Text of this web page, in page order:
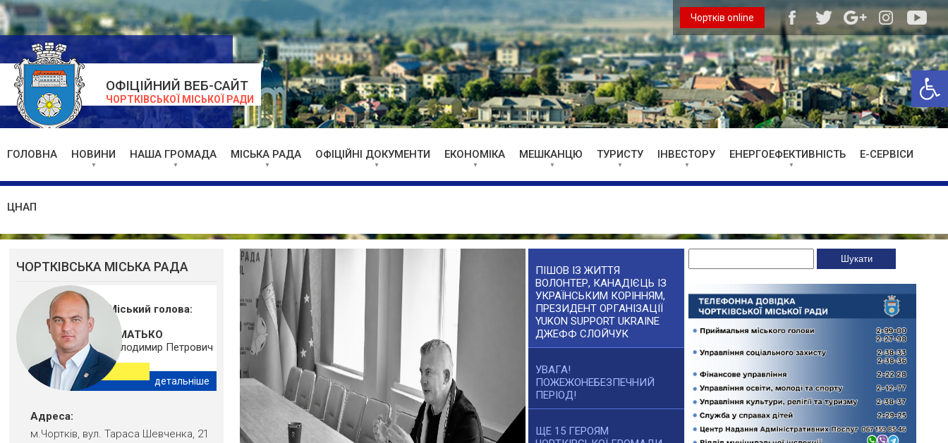
ОФІЦІЙНИЙ ВЕБ-САЙТ
ЧОРТКІВСЬКОЇ МІСЬКОЇ РАДИ
Чортків online
ГОЛОВНА НОВИНИ НАША ГРОМАДА МІСЬКА РАДА ОФІЦІЙНІ ДОКУМЕНТИ ЕКОНОМІКА МЕШКАНЦЮ ТУРИСТУ ІНВЕСТОРУ ЕНЕРГОЕФЕКТИВНІСТЬ Е-СЕРВІСИ
ЦНАП
ЧОРТКІВСЬКА МІСЬКА РАДА
Міський голова:
ШМАТЬКО
Володимир Петрович
детальніше
Адреса:
м.Чортків, вул. Тараса Шевченка, 21
ПІШОВ ІЗ ЖИТТЯ
ВОЛОНТЕР, КАНАДІЄЦЬ ІЗ
УКРАЇНСЬКИМ КОРІННЯМ,
ПРЕЗИДЕНТ ОРГАНІЗАЦІЇ
YUKON SUPPORT UKRAINE
ДЖЕФФ СЛОЙЧУК
УВАГА!
ПОЖЕЖОНЕБЕЗПЕЧНИЙ
ПЕРІОД!
ЩЕ 15 ГЕРОЯМ